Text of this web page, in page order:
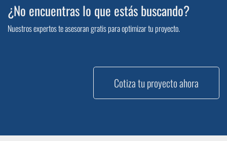
¿No encuentras lo que estás buscando?
Nuestros expertos te asesoran gratis para optimizar tu proyecto.
Cotiza tu proyecto ahora